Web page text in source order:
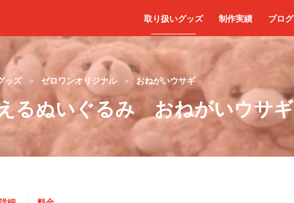
取り扱いグッズ 制作実績 ブログ
ッズ ゼロワンオリジナル おねがいウサギ
るぬいぐるみ おねがいウサギ